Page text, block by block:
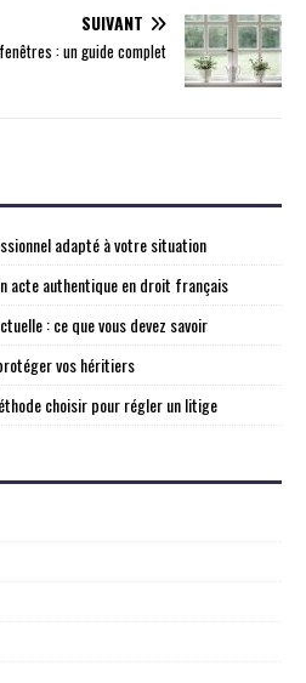
SUIVANT
: un guide complet
adapté à votre situation
acte authentique en droit français
: ce que vous devez savoir
vos héritiers
choisir pour régler un litige